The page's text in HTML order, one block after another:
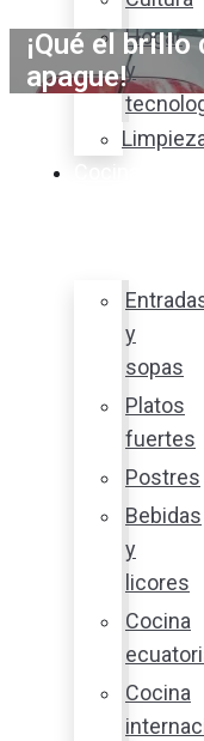
Hogar
y
y
sopas
Platos
fuertes
Postres
Bebidas
y
licores
Cocina
Cocina
¡Qué el
apague!